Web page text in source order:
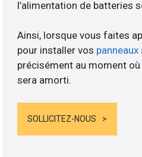
l’alimentation de batteries
Ainsi, lorsque vous faites
pour installer vos
précisément au moment
sera amorti.
SOLLICITEZ-NOUS